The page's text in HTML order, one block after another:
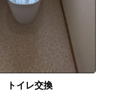
トイレ交換